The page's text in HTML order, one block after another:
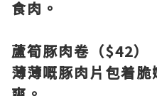
食肉。
蘆筍豚肉卷（$42）
薄薄嘅豚肉片包着